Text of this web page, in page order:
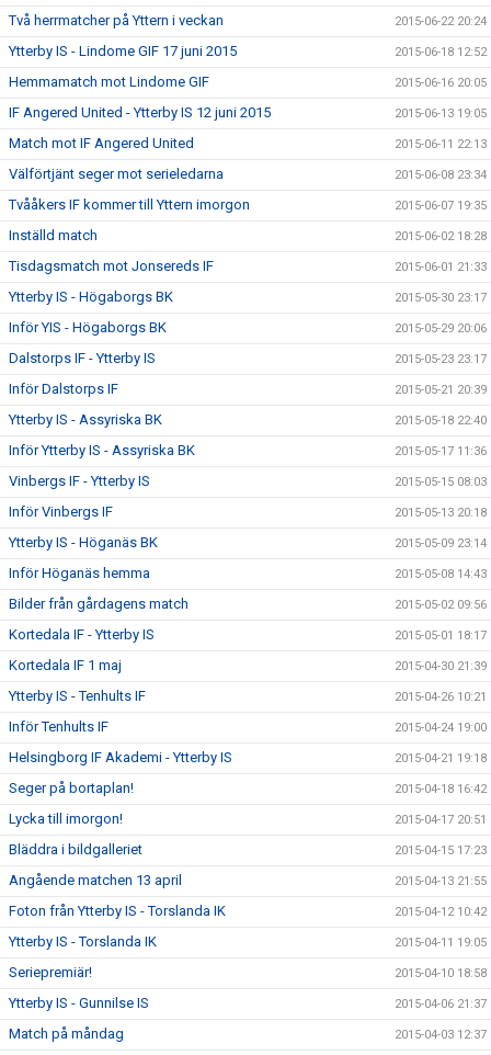
Två herrmatcher på Yttern i veckan 2015-06-22 20:24
Ytterby IS - Lindome GIF 17 juni 2015 2015-06-18 12:52
Hemmamatch mot Lindome GIF 2015-06-16 20:05
IF Angered United - Ytterby IS 12 juni 2015 2015-06-13 19:05
Match mot IF Angered United 2015-06-11 22:13
Välförtjänt seger mot serieledarna 2015-06-08 23:34
Tvååkers IF kommer till Yttern imorgon 2015-06-07 19:35
Inställd match 2015-06-02 18:28
Tisdagsmatch mot Jonsereds IF 2015-06-01 21:33
Ytterby IS - Högaborgs BK 2015-05-30 23:17
Inför YIS - Högaborgs BK 2015-05-29 20:06
Dalstorps IF - Ytterby IS 2015-05-23 23:17
Inför Dalstorps IF 2015-05-21 20:39
Ytterby IS - Assyriska BK 2015-05-18 22:40
Inför Ytterby IS - Assyriska BK 2015-05-17 11:36
Vinbergs IF - Ytterby IS 2015-05-15 08:03
Inför Vinbergs IF 2015-05-13 20:18
Ytterby IS - Höganäs BK 2015-05-09 23:14
Inför Höganäs hemma 2015-05-08 14:43
Bilder från gårdagens match 2015-05-02 09:56
Kortedala IF - Ytterby IS 2015-05-01 18:17
Kortedala IF 1 maj 2015-04-30 21:39
Ytterby IS - Tenhults IF 2015-04-26 10:21
Inför Tenhults IF 2015-04-24 19:00
Helsingborg IF Akademi - Ytterby IS 2015-04-21 19:18
Seger på bortaplan! 2015-04-18 16:42
Lycka till imorgon! 2015-04-17 20:51
Bläddra i bildgalleriet 2015-04-15 17:23
Angående matchen 13 april 2015-04-13 21:55
Foton från Ytterby IS - Torslanda IK 2015-04-12 10:42
Ytterby IS - Torslanda IK 2015-04-11 19:05
Seriepremiär! 2015-04-10 18:58
Ytterby IS - Gunnilse IS 2015-04-06 21:37
Match på måndag 2015-04-03 12:37